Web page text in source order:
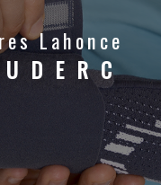
Lahonce